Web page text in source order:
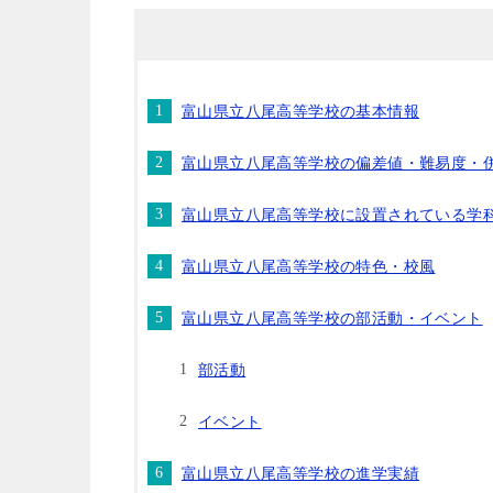
富山県立八尾高等学校の基本情報
富山県立八尾高等学校の偏差値・難易度・
富山県立八尾高等学校に設置されている学
富山県立八尾高等学校の特色・校風
富山県立八尾高等学校の部活動・イベント
部活動
イベント
富山県立八尾高等学校の進学実績